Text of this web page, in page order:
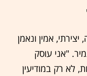
אמין ונאמן
"אני עוסק
לא רק במודיעין